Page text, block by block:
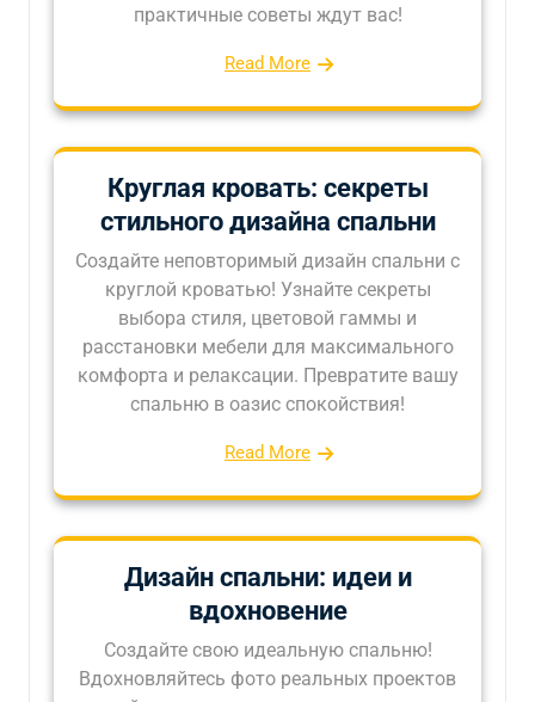
практичные советы ждут вас!
Read More
Круглая кровать: секреты
стильного дизайна спальни
Создайте неповторимый дизайн спальни с
круглой кроватью! Узнайте секреты
выбора стиля, цветовой гаммы и
расстановки мебели для максимального
комфорта и релаксации. Превратите вашу
спальню в оазис спокойствия!
Read More
Дизайн спальни: идеи и
вдохновение
Создайте свою идеальную спальню!
Вдохновляйтесь фото реальных проектов